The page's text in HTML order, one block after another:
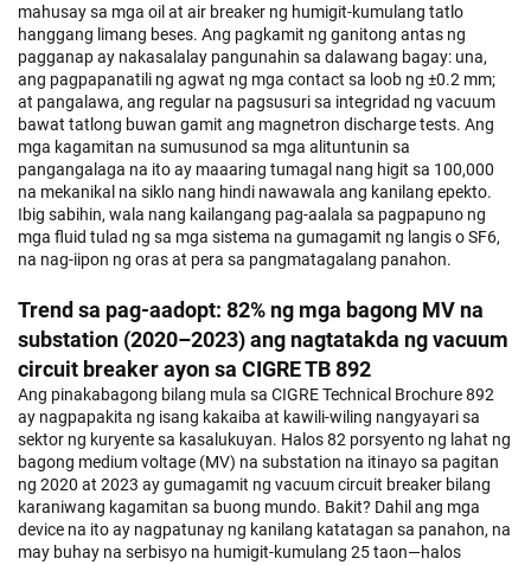
mahusay sa mga oil at air breaker ng humigit-kumulang tatlo
hanggang limang beses. Ang pagkamit ng ganitong antas ng
pagganap ay nakasalalay pangunahin sa dalawang bagay: una,
ang pagpapanatili ng agwat ng mga contact sa loob ng ±0.2 mm;
at pangalawa, ang regular na pagsusuri sa integridad ng vacuum
bawat tatlong buwan gamit ang magnetron discharge tests. Ang
mga kagamitan na sumusunod sa mga alituntunin sa
pangangalaga na ito ay maaaring tumagal nang higit sa 100,000
na mekanikal na siklo nang hindi nawawala ang kanilang epekto.
Ibig sabihin, wala nang kailangang pag-aalala sa pagpapuno ng
mga fluid tulad ng sa mga sistema na gumagamit ng langis o SF6,
na nag-iipon ng oras at pera sa pangmatagalang panahon.
Trend sa pag-aadopt: 82% ng mga bagong MV na
substation (2020–2023) ang nagtatakda ng vacuum
circuit breaker ayon sa CIGRE TB 892
Ang pinakabagong bilang mula sa CIGRE Technical Brochure 892
ay nagpapakita ng isang kakaiba at kawili-wiling nangyayari sa
sektor ng kuryente sa kasalukuyan. Halos 82 porsyento ng lahat ng
bagong medium voltage (MV) na substation na itinayo sa pagitan
ng 2020 at 2023 ay gumagamit ng vacuum circuit breaker bilang
karaniwang kagamitan sa buong mundo. Bakit? Dahil ang mga
device na ito ay nagpatunay ng kanilang katatagan sa panahon, na
may buhay na serbisyo na humigit-kumulang 25 taon—halos